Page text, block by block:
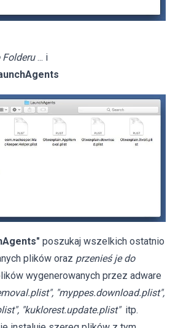
Folderu ... i
poszukaj wszelkich ostatnio
plików oraz przenieś je do
wygenerowanych przez adware
"myppes.download.plist",
"kuklorest.update.plist" itp.